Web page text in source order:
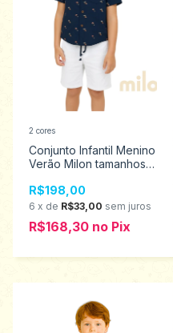
Conjunto Infantil Menino
Verão Milon tamanhos 4
R$198,00
6 x de R$33,00 sem juros
R$168,30 no Pix
2 cores